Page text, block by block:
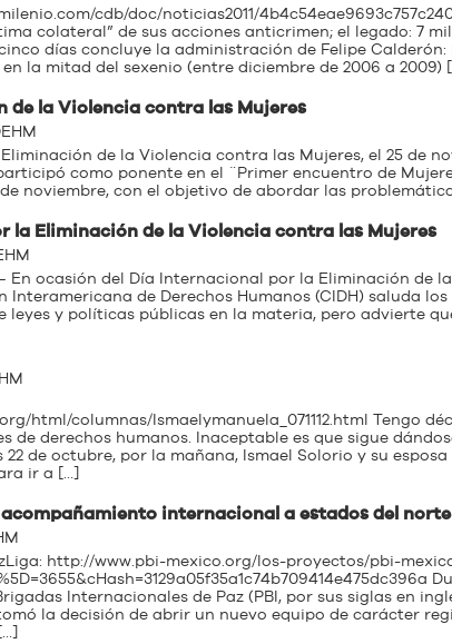
cdb/doc/noticias2011/
colateral” de sus acciones anticrimen; el legado: 7
días concluye la administración de Felipe
la mitad del sexenio (entre diciembre de 2006 a 2009)
de la Violencia contra las Mujeres
de la Violencia contra las Mujeres, el 25 de
como ponente en el ¨Primer encuentro de
noviembre, con el objetivo de abordar las
la Eliminación de la Violencia contra las Mujeres
– En ocasión del Día Internacional por la Eliminación de
Interamericana de Derechos Humanos (CIDH) saluda
leyes y políticas públicas en la materia, pero advierte
html/columnas/Ismaelymanuela_071112.html Tengo
de derechos humanos. Inaceptable es que sigue
de octubre, por la mañana, Ismael Solorio y su esposa
ir a […]
acompañamiento internacional a estados del
http://www.pbi-mexico.org/los-proyectos/pbi-
Internacionales de Paz (PBI, por sus siglas en
la decisión de abrir un nuevo equipo de carácter